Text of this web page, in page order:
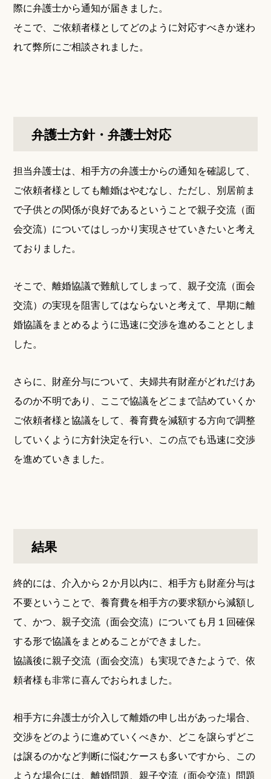
際に弁護士から通知が届きました。
そこで、ご依頼者様としてどのように対応すべきか迷わ
れて弊所にご相談されました。
弁護士方針・弁護士対応
担当弁護士は、相手方の弁護士からの通知を確認して、
ご依頼者様としても離婚はやむなし、ただし、別居前ま
で子供との関係が良好であるということで親子交流（面
会交流）についてはしっかり実現させていきたいと考え
ておりました。
そこで、離婚協議で難航してしまって、親子交流（面会
交流）の実現を阻害してはならないと考えて、早期に離
婚協議をまとめるように迅速に交渉を進めることとしま
した。
さらに、財産分与について、夫婦共有財産がどれだけあ
るのか不明であり、ここで協議をどこまで詰めていくか
ご依頼者様と協議をして、養育費を減額する方向で調整
していくように方針決定を行い、この点でも迅速に交渉
を進めていきました。
結果
終的には、介入から２か月以内に、相手方も財産分与は
不要ということで、養育費を相手方の要求額から減額し
て、かつ、親子交流（面会交流）についても月１回確保
する形で協議をまとめることができました。
協議後に親子交流（面会交流）も実現できたようで、依
頼者様も非常に喜んでおられました。
相手方に弁護士が介入して離婚の申し出があった場合、
交渉をどのように進めていくべきか、どこを譲らずどこ
は譲るのかなど判断に悩むケースも多いですから、この
ような場合には、離婚問題、親子交流（面会交流）問題